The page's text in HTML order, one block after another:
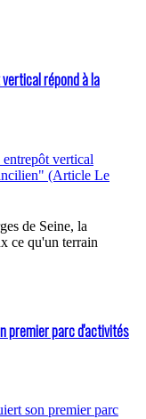
répond à la
de Seine, la
ce qu'un terrain
premier parc d'activités